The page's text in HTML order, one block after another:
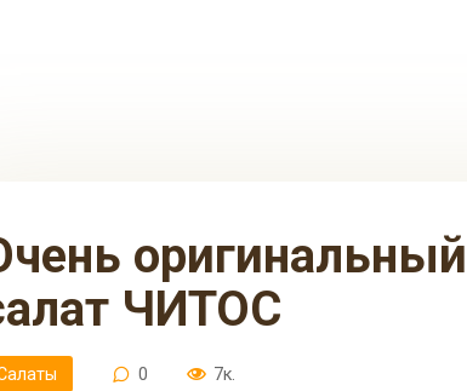
ЧИТОС
0 7к.